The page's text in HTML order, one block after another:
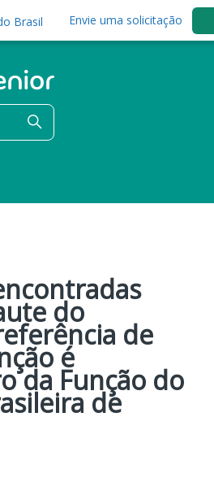
Brasil Envie uma solicitação
do
de
é
da Função do
de